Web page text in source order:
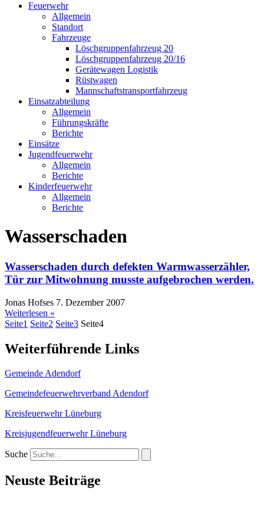
Feuerwehr
Allgemein
Standort
Fahrzeuge
Löschgruppen­fahrzeug 20
Lösch­gruppen­fahrzeug 20/16
Geräte­wagen Logistik
Rüst­wagen
Mannschafts­transportfahrzeug
Einsatz­abteilung
Allgemein
Führungs­kräfte
Berichte
Einsätze
Jugend­feuerwehr
Allgemein
Berichte
Kinder­feuerwehr
Allgemein
Berichte
Wasserschaden
Wasserschaden durch defekten Warmwasserzähler,
Tür zur Mitwohnung musste aufgebrochen werden.
Jonas Hofses 7. Dezember 2007
Weiterlesen »
Seite1 Seite2 Seite3 Seite4
Weiterführende Links
Gemeinde Adendorf
Gemeindefeuerwehrverband Adendorf
Kreisfeuerwehr Lüneburg
Kreisjugendfeuerwehr Lüneburg
Suche
Neuste Beiträge